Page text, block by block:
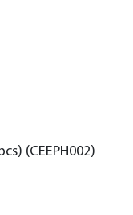
(CEEPH002)